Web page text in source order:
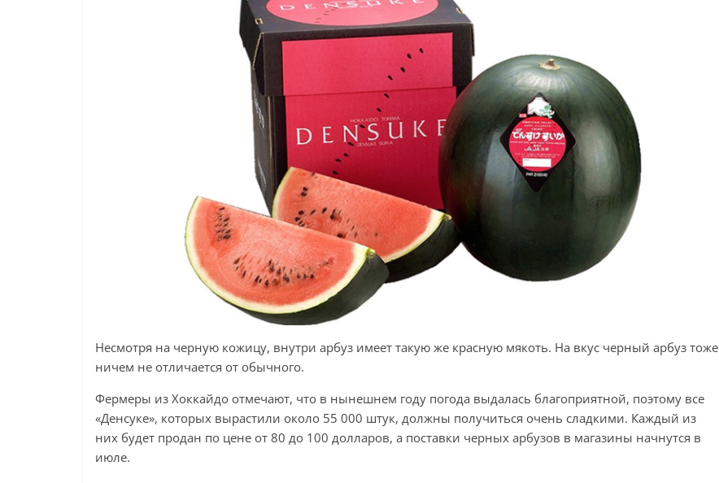
Несмотря на черную кожицу, внутри арбуз имеет такую же красную мякоть. На вкус черный арбуз тоже
ничем не отличается от обычного.
Фермеры из Хоккайдо отмечают, что в нынешнем году погода выдалась благоприятной, поэтому все
«Денсуке», которых вырастили около 55 000 штук, должны получиться очень сладкими. Каждый из
них будет продан по цене от 80 до 100 долларов, а поставки черных арбузов в магазины начнутся в
июле.